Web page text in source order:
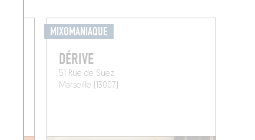
MIXOMANIAQUE
DÉRIVE
51 Rue de Suez
Marseille (13007)